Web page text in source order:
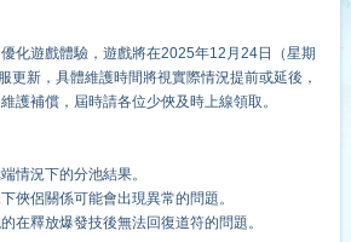
化遊戲體驗，遊戲將在2025年12月24日（星期
更新，具體維護時間將視實際情況提前或延後，
護補償，屆時請各位少俠及時上線領取。
情況下的分池結果。
俠侶關係可能會出現異常的問題。
在釋放爆發技後無法回復道符的問題。